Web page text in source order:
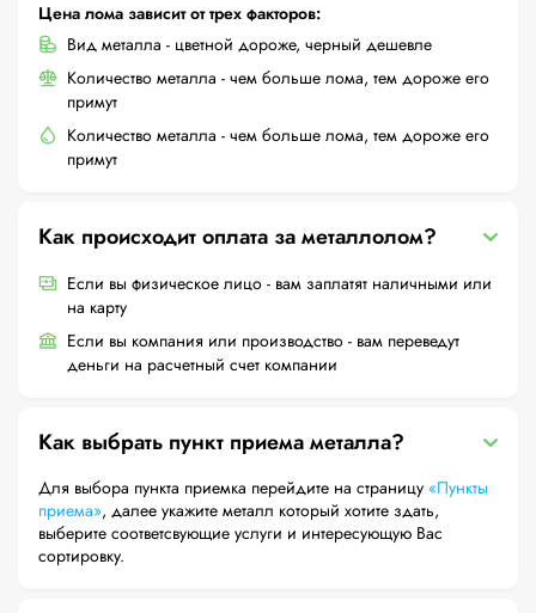
Цена лома зависит от трех факторов:
Вид металла - цветной дороже, черный дешевле
Количество металла - чем больше лома, тем дороже его
примут
Количество металла - чем больше лома, тем дороже его
примут
Как происходит оплата за металлолом?
Если вы физическое лицо - вам заплатят наличными или
на карту
Если вы компания или производство - вам переведут
деньги на расчетный счет компании
Как выбрать пункт приема металла?
Для выбора пункта приемка перейдите на страницу «Пункты
приема», далее укажите металл который хотите здать,
выберите соответсвующие услуги и интересующую Вас
сортировку.